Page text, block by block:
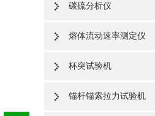
碳硫分析仪
熔体流动速率测定仪
杯突试验机
锚杆锚索拉力试验机